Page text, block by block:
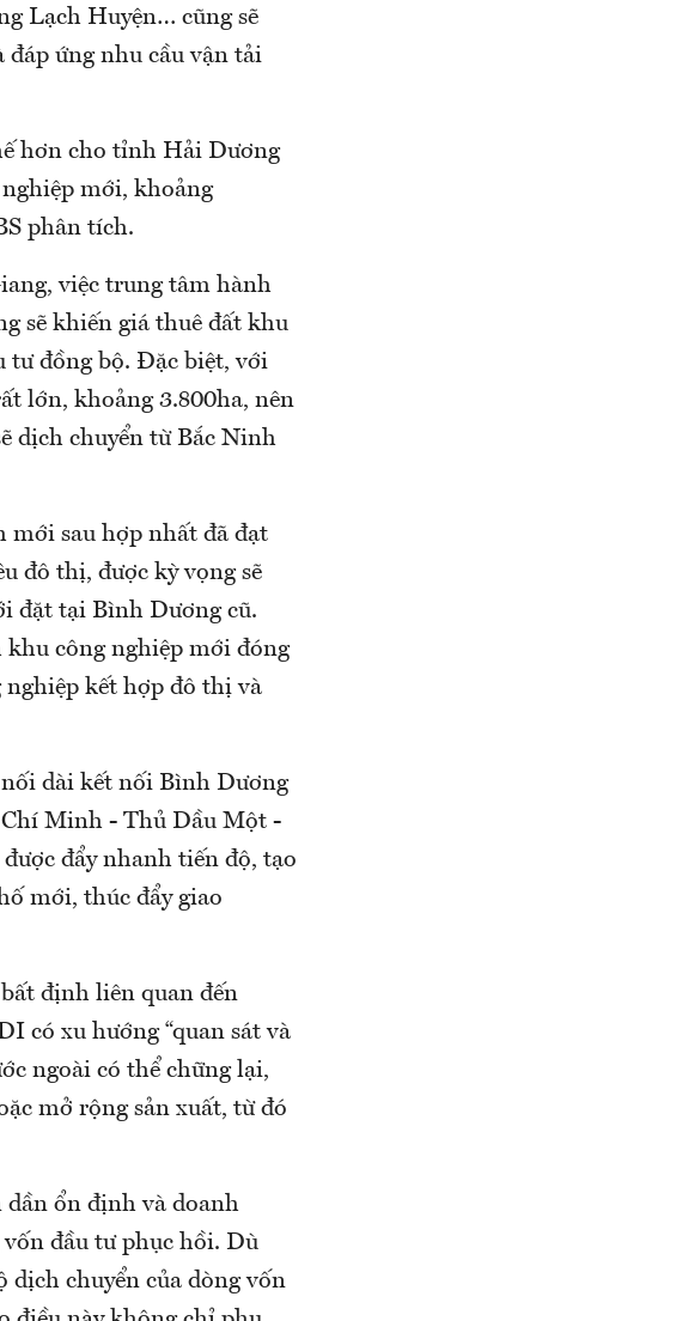
Lạch Huyện… cũng sẽ
ứng nhu cầu vận tải
hơn cho tỉnh Hải Dương
mới, khoảng
phân tích.
việc trung tâm hành
sẽ khiến giá thuê đất khu
tư đồng bộ. Đặc biệt, với
lớn, khoảng 3.800ha, nên
dịch chuyển từ Bắc Ninh
sau hợp nhất đã đạt
đô thị, được kỳ vọng sẽ
đặt tại Bình Dương cũ.
khu công nghiệp mới đóng
kết hợp đô thị và
dài kết nối Bình Dương
Minh - Thủ Dầu Một -
đẩy nhanh tiến độ, tạo
mới, thúc đẩy giao
định liên quan đến
có xu hướng “quan sát và
ngoài có thể chững lại,
mở rộng sản xuất, từ đó
dần ổn định và doanh
đầu tư phục hồi. Dù
dịch chuyển của dòng vốn